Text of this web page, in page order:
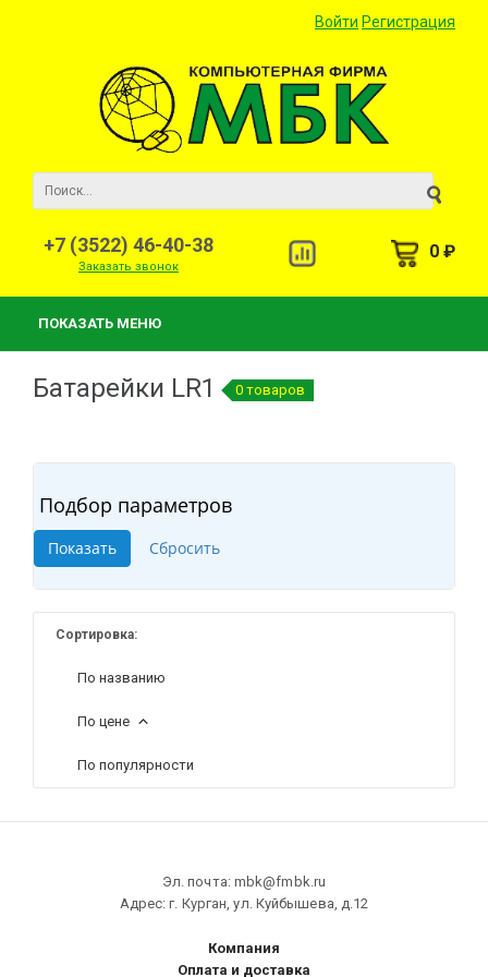
Войти Регистрация
+7 (3522) 46-40-38
Заказать звонок
0 ₽
ПОКАЗАТЬ МЕНЮ
Батарейки LR1 0 товаров
Подбор параметров
Сортировка:
По названию
По цене
По популярности
Эл. почта: mbk@fmbk.ru
Адрес: г. Курган, ул. Куйбышева, д.12
Компания
Оплата и доставка